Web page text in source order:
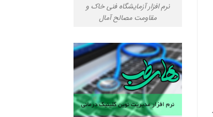
نرم افزار آزمایشگاه فنی خاک و
مقاومت مصالح آمال